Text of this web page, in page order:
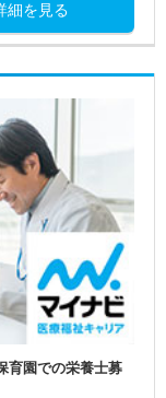
細を見る
育園での栄養士募